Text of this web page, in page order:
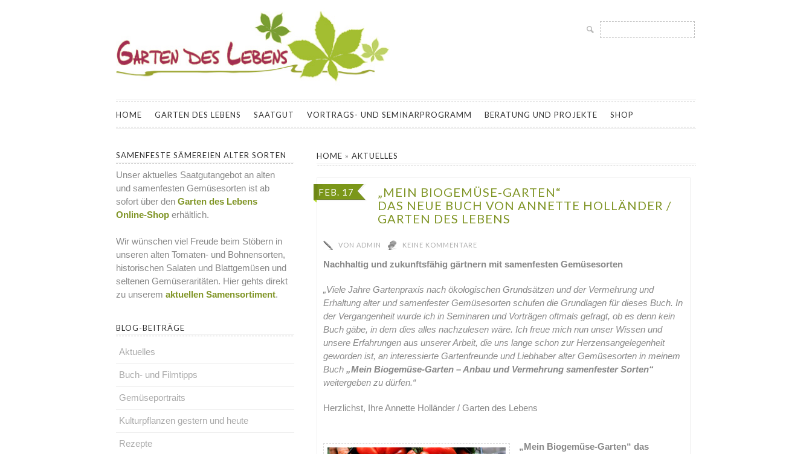
GARTEN DES LEBENS
INFORMATIONEN UND KURSANGEBOTE ZU BIOLOGISCH GÄRTNERN, SELBSTVERSORGUNG, PERMAKULTUR UND SAMENGÄRTNEREI, SAATGUT ALTER UND
SAMENFESTER GEMÜSESORTEN FÜR DEN HAUSGARTEN
Suche
nach:
HOME GARTEN DES LEBENS SAATGUT VORTRAGS- UND SEMINARPROGRAMM BERATUNG UND PROJEKTE SHOP
HOME »AKTUELLES
FEB. 17
„MEIN BIOGEMÜSE-GARTEN“
DAS NEUE BUCH VON ANNETTE HOLLÄNDER /
GARTEN DES LEBENS
VONADMIN KEINE KOMMENTARE
Nachhaltig und zukunftsfähig gärtnern mit samenfesten Gemüsesorten
„Viele Jahre Gartenpraxis nach ökologischen Grundsätzen und der Vermehrung und
Erhaltung alter und samenfester Gemüsesorten schufen die Grundlagen für dieses Buch. In
der Vergangenheit wurde ich in Seminaren und Vorträgen oftmals gefragt, ob es denn kein
Buch gäbe, in dem dies alles nachzulesen wäre. Ich freue mich nun unser Wissen und
unsere Erfahrungen aus unserer Arbeit, die uns lange schon zur Herzensangelegenheit
geworden ist, an interessierte Gartenfreunde und Liebhaber alter Gemüsesorten in meinem
Buch„Mein Biogemüse-Garten – Anbau und Vermehrung samenfester Sorten“
weitergeben zu dürfen.“
Herzlichst, Ihre Annette Holländer / Garten des Lebens
„Mein Biogemüse-Garten“ das
SAMENFESTE SÄMEREIEN ALTER SORTEN
Unser aktuelles Saatgutangebot an alten
und samenfesten Gemüsesorten ist ab
sofort über den Garten des Lebens
Online-Shop erhältlich.
Wir wünschen viel Freude beim Stöbern in
unseren alten Tomaten- und Bohnensorten,
historischen Salaten und Blattgemüsen und
seltenen Gemüseraritäten. Hier gehts direkt
zu unserem aktuellen Samensortiment.
BLOG-BEITRÄGE
Aktuelles
Buch- und Filmtipps
Gemüseportraits
Kulturpflanzen gestern und heute
Rezepte